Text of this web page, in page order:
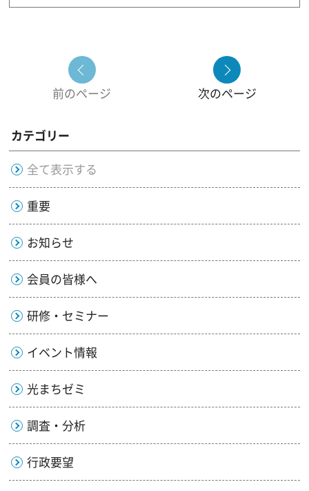
前のページ 次のページ
カテゴリー
全て表示する
重要
お知らせ
会員の皆様へ
研修・セミナー
イベント情報
光まちゼミ
調査・分析
行政要望